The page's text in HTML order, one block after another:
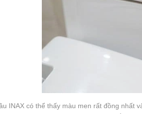
INAX có thể thấy màu men rất đồng nhất